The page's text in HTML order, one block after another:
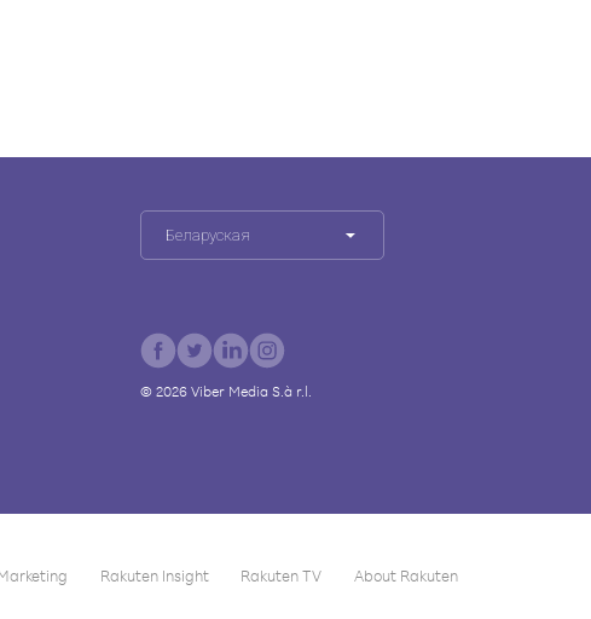
Беларуская
© 2026 Viber Media S.à r.l.
Rakuten Insight Rakuten TV About Rakuten